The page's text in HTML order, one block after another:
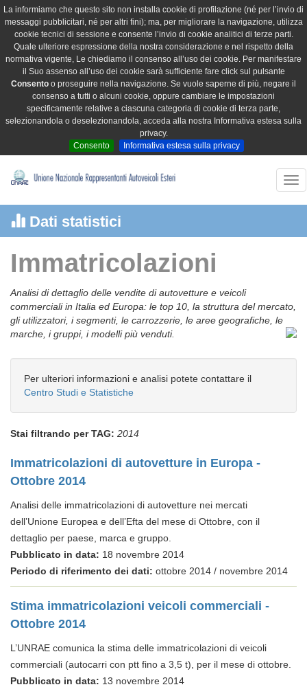
La informiamo che questo sito non installa cookie di profilazione (né per l’invio di
messaggi pubblicitari, né per altri fini); ma, per migliorare la navigazione, utilizza
cookie tecnici di sessione e consente l’invio di cookie analitici di terze parti.
Quale ulteriore espressione della nostra considerazione e nel rispetto della
normativa vigente, Le chiediamo il consenso all’uso dei cookie. Per manifestare
il Suo assenso all’uso dei cookie sarà sufficiente fare click sul pulsante
Consento o proseguire nella navigazione. Se vuole saperne di più, negare il
consenso a tutti o alcuni cookie, oppure cambiare le impostazioni
specificamente relative a ciascuna categoria di cookie di terza parte,
selezionandola o deselezionandola, acceda alla nostra Informativa estesa sulla
privacy.
Consento
Informativa estesa sulla privacy
Dati statistici
Immatricolazioni
Analisi di dettaglio delle vendite di autovetture e veicoli
commerciali in Italia ed Europa: le top 10, la struttura del mercato,
gli utilizzatori, i segmenti, le carrozzerie, le aree geografiche, le
marche, i gruppi, i modelli più venduti.
Per ulteriori informazioni e analisi potete contattare il
Centro Studi e Statistiche
Stai filtrando per TAG: 2014
Immatricolazioni di autovetture in Europa -
Ottobre 2014
Analisi delle immatricolazioni di autovetture nei mercati
dell’Unione Europea e dell’Efta del mese di Ottobre, con il
dettaglio per paese, marca e gruppo.
Pubblicato in data: 18 novembre 2014
Periodo di riferimento dei dati: ottobre 2014 / novembre 2014
Stima immatricolazioni veicoli commerciali -
Ottobre 2014
L’UNRAE comunica la stima delle immatricolazioni di veicoli
commerciali (autocarri con ptt fino a 3,5 t), per il mese di ottobre.
Pubblicato in data: 13 novembre 2014